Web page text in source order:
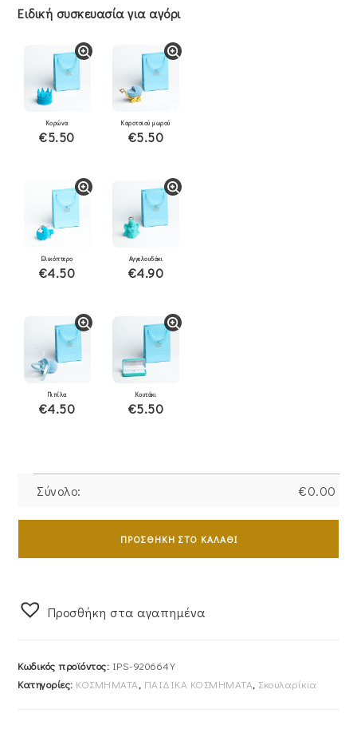
Ειδική συσκευασία για αγόρι
Κορώνα
€5.50
Καροτσιού μωρού
€5.50
Ελικόπτερο
€4.50
Αγγελουδάκι
€4.90
Πιπίλα
€4.50
Κουτάκι
€5.50
Σύνολο: €0.00
Σκουλαρίκια
9Κ
IPS-
ΠΡΟΣΘΉΚΗ ΣΤΟ ΚΑΛΆΘΙ
Προσθήκη στα αγαπημένα
Κωδικός προϊόντος: IPS-920664Y
Κατηγορίες: ΚΟΣΜΗΜΑΤΑ, ΠΑΙΔΙΚΑ ΚΟΣΜΗΜΑΤΑ, Σκουλαρίκια